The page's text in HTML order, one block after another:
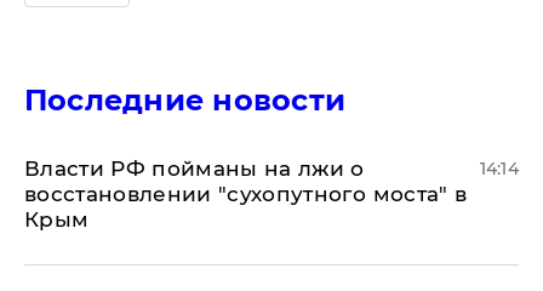
Последние новости
Власти РФ пойманы на лжи о
восстановлении "сухопутного моста" в
Крым
14:14